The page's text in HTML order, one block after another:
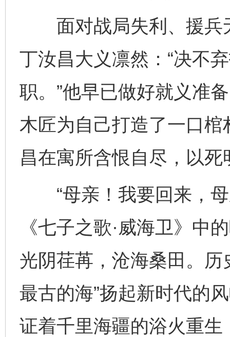
面对战局失利、援兵
丁汝昌大义凛然：“决不
职。”他早已做好就义准
木匠为自己打造了一口
昌在寓所含恨自尽，以
“母亲！我要回来，母
《七子之歌·威海卫》中
光阴荏苒，沧海桑田。历
最古的海”扬起新时代的
证着千里海疆的浴火重生